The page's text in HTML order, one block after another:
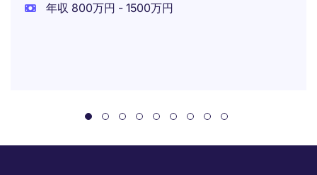
年収 800万円 - 1500万円